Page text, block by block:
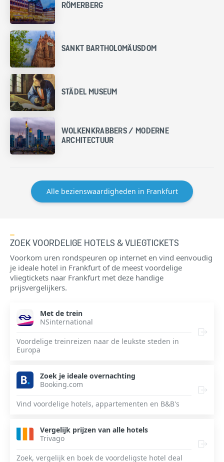
RÖMERBERG
SANKT BARTHOLOMÄUSDOM
STÄDEL MUSEUM
WOLKENKRABBERS / MODERNE
ARCHITECTUUR
Alle bezienswaardigheden in Frankfurt
ZOEK VOORDELIGE HOTELS & VLIEGTICKETS
Voorkom uren rondspeuren op internet en vind eenvoudig
je ideale hotel in Frankfurt of de meest voordelige
vliegtickets naar Frankfurt met deze handige
prijsvergelijkers.
Met de trein
NSinternational
Voordelige treinreizen naar de leukste steden in
Europa
Zoek je ideale overnachting
Booking.com
Vind voordelige hotels, appartementen en B&B's
Vergelijk prijzen van alle hotels
Trivago
Zoek, vergelijk en boek de voordeligste hotel deal